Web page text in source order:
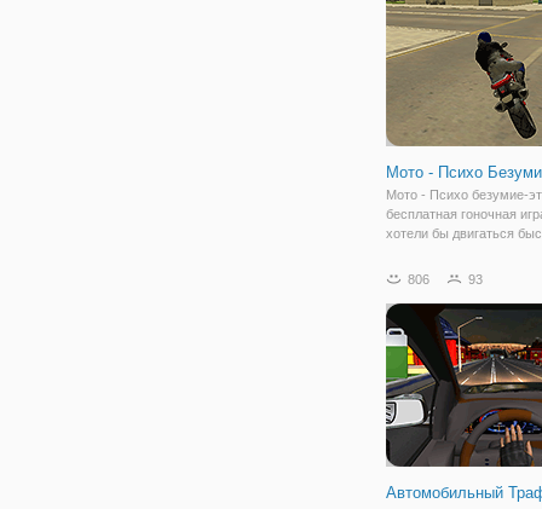
спасению шестерых
Мото - Психо
Мото - Психо безумие-
бесплатная гоночная
хотели бы двигаться
быстро. Это делает
быстро двигаться на
Мото - психо
806 93
Автомобильный